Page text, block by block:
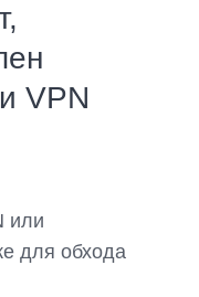
VPN
или
для обхода